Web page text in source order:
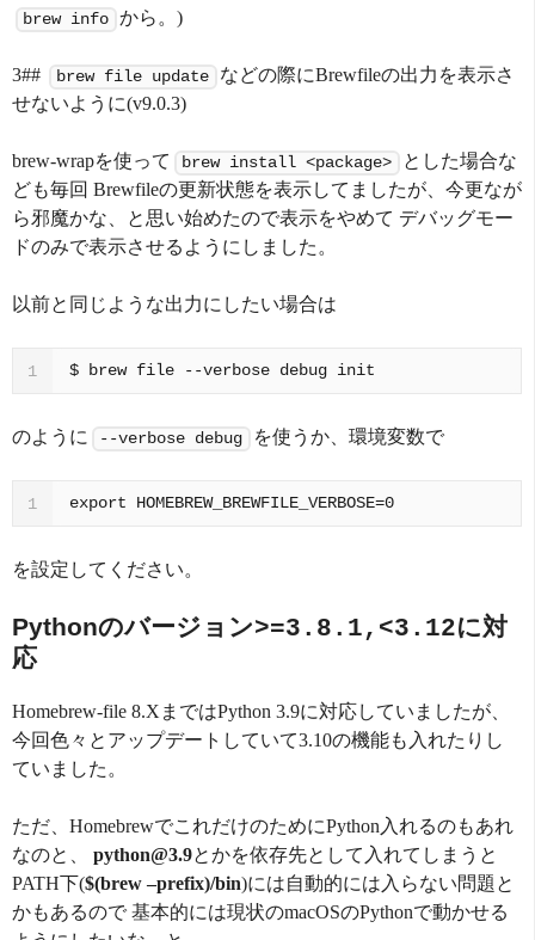
brew info から。)
3## brew file update
などの際にBrewfileの出力を表示さ
せないように(v9.0.3)
brew-wrapを使って brew install <package>
とした場合な
ども毎回 Brewfileの更新状態を表示してましたが、今更なが
ら邪魔かな、と思い始めたので表示をやめて デバッグモー
ドのみで表示させるようにしました。
以前と同じような出力にしたい場合は
1 $ brew file --verbose debug init
のように --verbose debug を使うか、環境変数で
1 export HOMEBREW_BREWFILE_VERBOSE=0
を設定してください。
Pythonのバージョン>=3.8.1,<3.12に対
応
Homebrew-file 8.XまではPython 3.9に対応していましたが、
今回色々とアップデートしていて3.10の機能も入れたりし
ていました。
ただ、HomebrewでこれだけのためにPython入れるのもあれ
なのと、 python@3.9とかを依存先として入れてしまうと
PATH下($(brew –prefix)/bin)には自動的には入らない問題と
かもあるので 基本的には現状のmacOSのPythonで動かせる